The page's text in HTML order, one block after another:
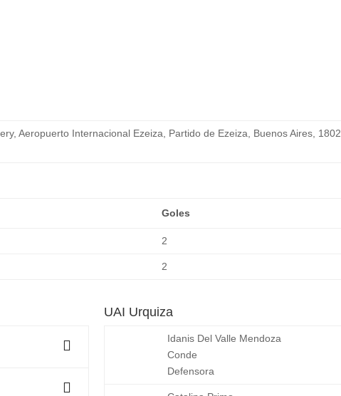
Aeropuerto Internacional Ezeiza, Partido de Ezeiza, Buenos Aires, 1802,
Goles
2
2
UAI Urquiza
Idanis Del Valle Mendoza
Conde
Defensora